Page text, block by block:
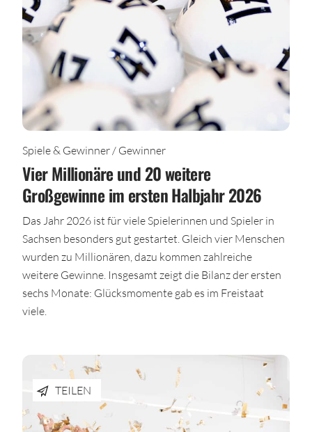
Spiele & Gewinner / Gewinner
Vier Millionäre und 20 weitere
Großgewinne im ersten Halbjahr 2026
Das Jahr 2026 ist für viele Spielerinnen und Spieler in
Sachsen besonders gut gestartet. Gleich vier Menschen
wurden zu Millionären, dazu kommen zahlreiche
weitere Gewinne. Insgesamt zeigt die Bilanz der ersten
sechs Monate: Glücksmomente gab es im Freistaat
viele.
TEILEN